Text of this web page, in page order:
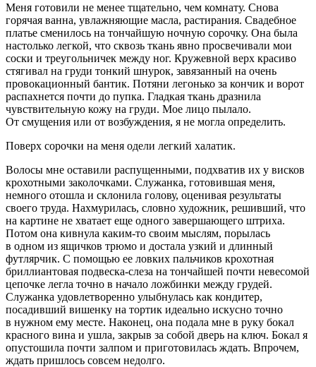
Меня готовили не менее тщательно, чем комнату. Снова
горячая ванна, увлажняющие масла, растирания. Свадебное
платье сменилось на тончайшую ночную сорочку. Она была
настолько легкой, что сквозь ткань явно просвечивали мои
соски и треугольничек между ног. Кружевной верх красиво
стягивал на груди тонкий шнурок, завязанный на очень
провокационный бантик. Потяни легонько за кончик и ворот
распахнется почти до пупка. Гладкая ткань дразнила
чувствительную кожу на груди. Мое лицо пылало.
От смущения или от возбуждения, я не могла определить.
Поверх сорочки на меня одели легкий халатик.
Волосы мне оставили распущенными, подхватив их у висков
крохотными заколочками. Служанка, готовившая меня,
немного отошла и склонила голову, оценивая результаты
своего труда. Нахмурилась, словно художник, решивший, что
на картине не хватает еще одного завершающего штриха.
Потом она кивнула каким-то своим мыслям, порылась
в одном из ящичков трюмо и достала узкий и длинный
футлярчик. С помощью ее ловких пальчиков крохотная
бриллиантовая подвеска-слеза на тончайшей почти невесомой
цепочке легла точно в начало ложбинки между грудей.
Служанка удовлетворенно улыбнулась как кондитер,
посадивший вишенку на тортик идеально искусно точно
в нужном ему месте. Наконец, она подала мне в руку бокал
красного вина и ушла, закрыв за собой дверь на ключ. Бокал я
опустошила почти залпом и приготовилась ждать. Впрочем,
ждать пришлось совсем недолго.